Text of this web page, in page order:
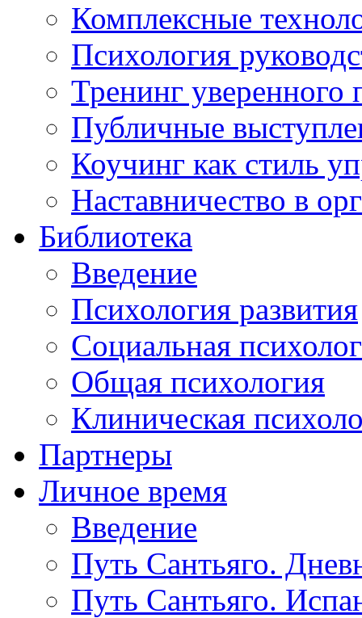
Комплексные
Психология
Тренинг уверенного
Публичные
Коучинг как стиль
Наставничество в
Библиотека
Введение
Психология развития
Социальная
Общая психология
Клиническая
Партнеры
Личное время
Введение
Путь Сантьяго.
Путь Сантьяго.